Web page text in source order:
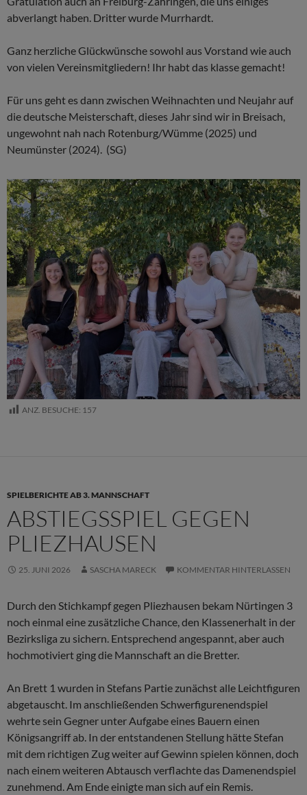
abverlangt haben. Dritter wurde Murrhardt.
Ganz herzliche Glückwünsche sowohl aus Vorstand wie auch
von vielen Vereinsmitgliedern! Ihr habt das klasse gemacht!
Für uns geht es dann zwischen Weihnachten und Neujahr auf
die deutsche Meisterschaft, dieses Jahr sind wir in Breisach,
ungewohnt nah nach Rotenburg/Wümme (2025) und
Neumünster (2024). (SG)
ANZ. BESUCHE: 157
SPIELBERICHTE AB 3. MANNSCHAFT
ABSTIEGSSPIEL GEGEN
PLIEZHAUSEN
25. JUNI 2026 SASCHA MARECK KOMMENTAR HINTERLASSEN
Durch den Stichkampf gegen Pliezhausen bekam Nürtingen 3
noch einmal eine zusätzliche Chance, den Klassenerhalt in der
Bezirksliga zu sichern. Entsprechend angespannt, aber auch
hochmotiviert ging die Mannschaft an die Bretter.
An Brett 1 wurden in Stefans Partie zunächst alle Leichtfiguren
abgetauscht. Im anschließenden Schwerfigurenendspiel
wehrte sein Gegner unter Aufgabe eines Bauern einen
Königsangriff ab. In der entstandenen Stellung hätte Stefan
mit dem richtigen Zug weiter auf Gewinn spielen können, doch
nach einem weiteren Abtausch verflachte das Damenendspiel
zunehmend. Am Ende einigte man sich auf ein Remis.